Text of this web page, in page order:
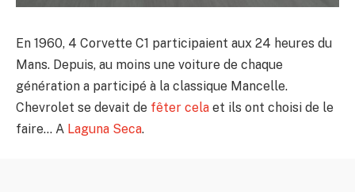
En 1960, 4 Corvette C1 participaient aux 24 heures du
Mans. Depuis, au moins une voiture de chaque
génération a participé à la classique Mancelle.
Chevrolet se devait de fêter cela et ils ont choisi de le
faire… A Laguna Seca.